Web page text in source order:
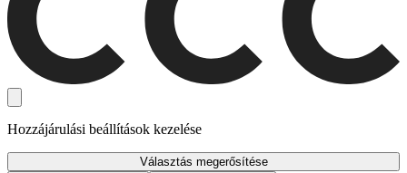
Hozzájárulási beállítások kezelése
Választás megerősítése